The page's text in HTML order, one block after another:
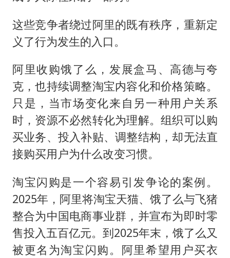
这些竞争者绕过阿里的既有秩序，重新定
义了行为发生的入口。
阿里收购饿了么，发展盒马、高德与夸
克，也持续调整淘宝内容化和价格策略。
只是，当市场变化来自另一种用户关系
时，资源不必然转化为理解。组织可以购
买业务、投入补贴、调整结构，却无法直
接购买用户为什么改变习惯。
淘宝闪购是一个容易引发争论的案例。
2025年，阿里将淘宝天猫、饿了么与飞猪
整合为中国电商事业群，并宣布为即时零
售投入五百亿元。到2025年末，饿了么又
被更名为淘宝闪购。阿里希望用户买衣